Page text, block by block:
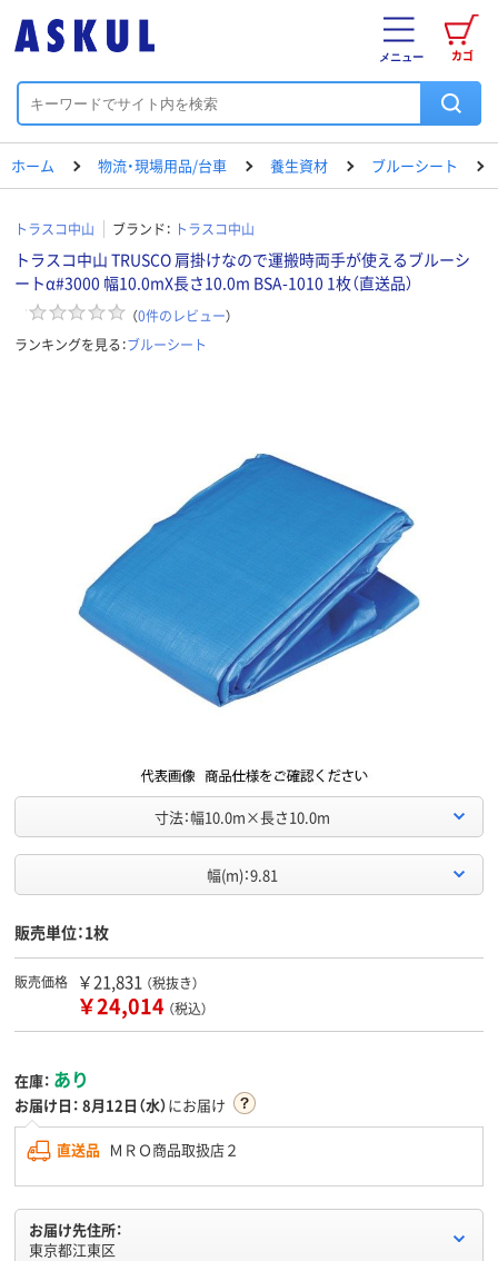
カゴ
メニュー
ホーム 物流・現場用品/台車 養生資材 ブルーシート
トラスコ中山 ブランド： トラスコ中山
トラスコ中山 TRUSCO 肩掛けなので運搬時両手が使えるブルーシ
ートα#3000 幅10.0mX長さ10.0m BSA-1010 1枚（直送品）
（0件のレビュー）
ランキングを見る：ブルーシート
寸法：幅10.0m×長さ10.0m
幅(m)：9.81
販売単位：1枚
販売価格 ￥21,831 （税抜き）
￥24,014 （税込）
在庫： あり
お届け日： 8月12日（水）にお届け
直送品 ＭＲＯ商品取扱店２
お届け先住所：
東京都江東区